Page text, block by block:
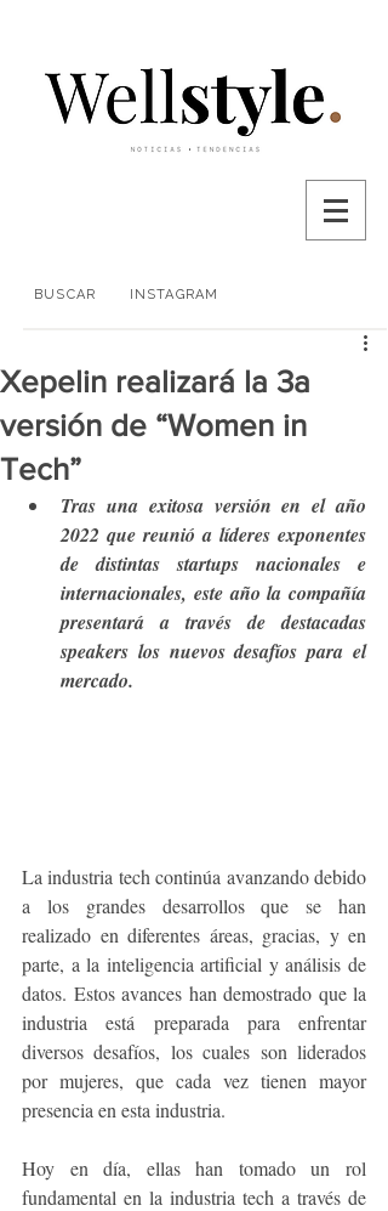
BUSCAR INSTAGRAM
Xepelin realizará la 3a
versión de “Women in
Tech”
Tras una exitosa versión en el año
2022 que reunió a líderes exponentes
de distintas startups nacionales e
internacionales, este año la compañía
presentará a través de destacadas
speakers los nuevos desafíos para el
mercado.
La industria tech continúa avanzando debido
a los grandes desarrollos que se han
realizado en diferentes áreas, gracias, y en
parte, a la inteligencia artificial y análisis de
datos. Estos avances han demostrado que la
industria está preparada para enfrentar
diversos desafíos, los cuales son liderados
por mujeres, que cada vez tienen mayor
presencia en esta industria.
Hoy en día, ellas han tomado un rol
fundamental en la industria tech a través de